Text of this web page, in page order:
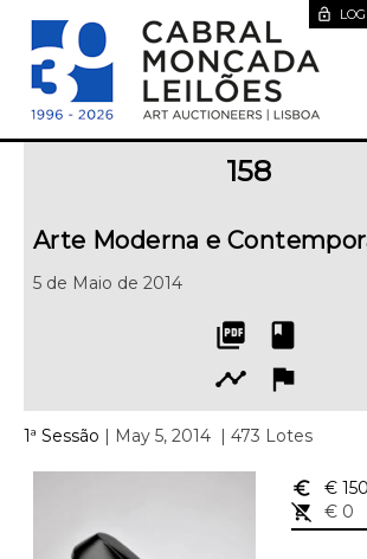
lock_open
158
Arte Moderna e
5 de Maio de 2014
picture_as_pdf
book
timeline
flag
1ª Sessão | May 5, 2014 | 473 Lotes
euro_symbol € 150
remove_shopping_cart
€ 0